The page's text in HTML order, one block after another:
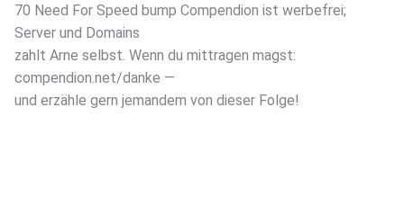
70 Need For Speed bump Compendion ist werbefrei;
Server und Domains
zahlt Arne selbst. Wenn du mittragen magst:
compendion.net/danke —
und erzähle gern jemandem von dieser Folge!